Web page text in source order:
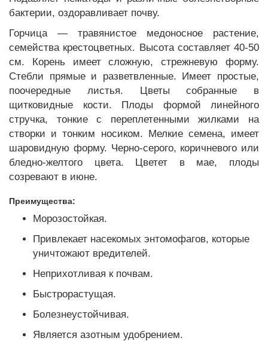
бактерии, оздоравливает почву.
Горчица — травянистое медоносное растение,
семейства крестоцветных. Высота составляет 40-50
см. Корень имеет сложную, стрежневую форму.
Стебли прямые и разветвленные. Имеет простые,
поочередные листья. Цветы собранные в
щитковидные кости. Плоды формой линейного
стручка, тонкие с переплетенными жилками на
створки и тонким носиком. Мелкие семена, имеет
шаровидную форму. Черно-серого, коричневого или
бледно-желтого цвета. Цветет в мае, плоды
созревают в июне.
Преимущества:
Морозостойкая.
Привлекает насекомых энтомофагов, которые
уничтожают вредителей.
Неприхотливая к почвам.
Быстрорастущая.
Болезнеустойчивая.
Является азотным удобрением.